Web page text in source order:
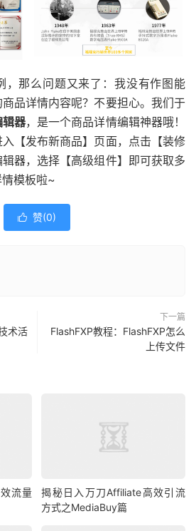
，那么问题又来了：我没有作图能
品详情内容呢？不要担心。我们于
辑器，是一个商品详情编辑神器哦！
【发布新商品】页面，点击【装修
器，选择【高级组件】即可获取多
模板啦~
 赞(0)
术活
下一篇
FlashFXP教程：FlashFXP怎么
上传文件
流量
揭秘日入万刀Affiliate高效引流
方式之MediaBuy篇